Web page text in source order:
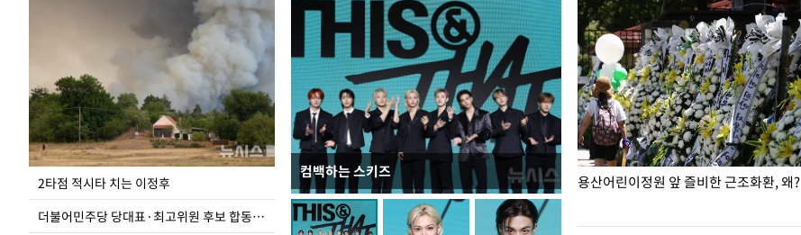
2타점 적시타 치는 이정후
더불어민주당 당대표·최고위원 후보 합동연설회
컴백하는 스키즈
사진으로 보는 일주일 용산어린이정원 앞 즐비한 근조화환, 왜?